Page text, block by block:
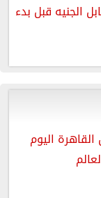
الجنيه قبل بدء
اليوم